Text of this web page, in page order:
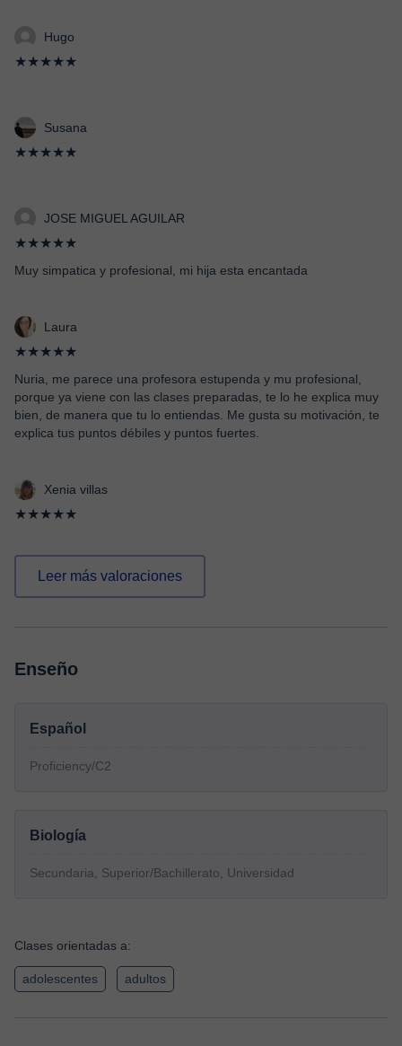
Hugo
★★★★★
Susana
★★★★★
JOSE MIGUEL AGUILAR
★★★★★
Muy simpatica y profesional, mi hija esta encantada
Laura
★★★★★
Nuria, me parece una profesora estupenda y mu profesional,
porque ya viene con las clases preparadas, te lo he explica muy
bien, de manera que tu lo entiendas. Me gusta su motivación, te
explica tus puntos débiles y puntos fuertes.
Xenia villas
★★★★★
Leer más valoraciones
Enseño
Español
Proficiency/C2
Biología
Secundaria, Superior/Bachillerato, Universidad
Clases orientadas a:
adolescentes adultos